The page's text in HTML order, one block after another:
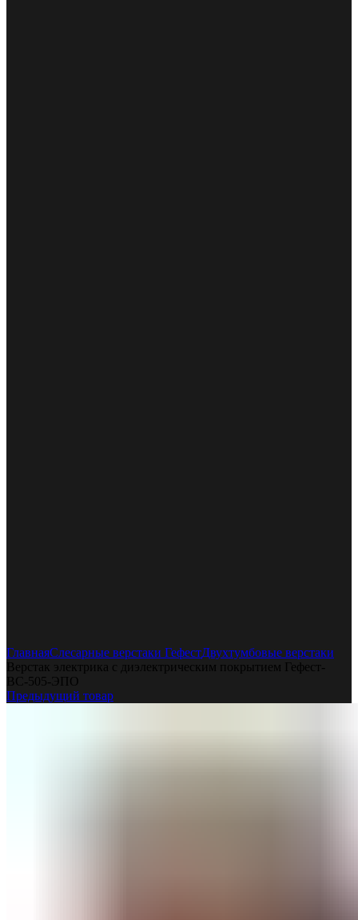
ГлавнаяСлесарные верстаки ГефестДвухтумбовые верстаки
Верстак электрика с диэлектрическим покрытием Гефест-
ВС-505-ЭПО
Предыдущий товар